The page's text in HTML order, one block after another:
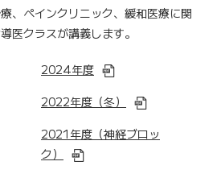
、ペインクリニック、緩和医療に関
医クラスが講義します。
2024年度
2022年度（冬）
2021年度（神経ブロッ
ク）